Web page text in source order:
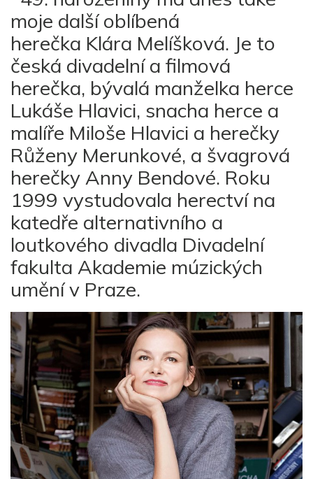
moje další oblíbená
herečka Klára Melíšková. Je to
česká divadelní a filmová
herečka, bývalá manželka herce
Lukáše Hlavici, snacha herce a
malíře Miloše Hlavici a herečky
Růženy Merunkové, a švagrová
herečky Anny Bendové. Roku
1999 vystudovala herectví na
katedře alternativního a
loutkového divadla Divadelní
fakulta Akademie múzických
umění v Praze.